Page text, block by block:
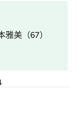
雅美（67）